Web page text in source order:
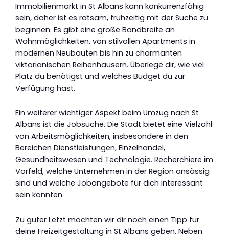
Immobilienmarkt in St Albans kann konkurrenzfähig
sein, daher ist es ratsam, frühzeitig mit der Suche zu
beginnen. Es gibt eine große Bandbreite an
Wohnmöglichkeiten, von stilvollen Apartments in
modernen Neubauten bis hin zu charmanten
viktorianischen Reihenhäusern. Überlege dir, wie viel
Platz du benötigst und welches Budget du zur
Verfügung hast.
Ein weiterer wichtiger Aspekt beim Umzug nach St
Albans ist die Jobsuche. Die Stadt bietet eine Vielzahl
von Arbeitsmöglichkeiten, insbesondere in den
Bereichen Dienstleistungen, Einzelhandel,
Gesundheitswesen und Technologie. Recherchiere im
Vorfeld, welche Unternehmen in der Region ansässig
sind und welche Jobangebote für dich interessant
sein könnten.
Zu guter Letzt möchten wir dir noch einen Tipp für
deine Freizeitgestaltung in St Albans geben. Neben